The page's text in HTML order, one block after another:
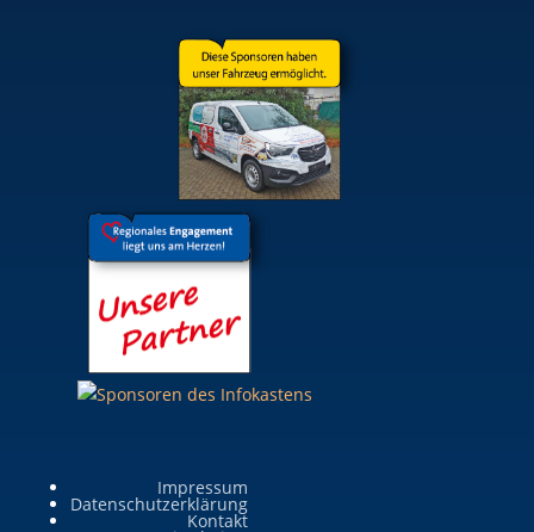
Impressum
Datenschutzerklärung
Kontakt